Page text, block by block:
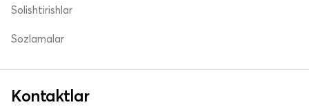
Solishtirishlar
Sozlamalar
Kontaktlar